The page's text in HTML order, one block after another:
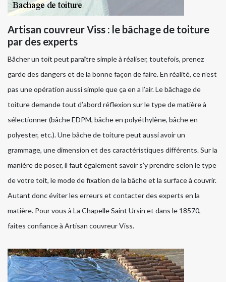
Artisan couvreur Viss : le bâchage de toiture
par des experts
Bâcher un toit peut paraître simple à réaliser, toutefois, prenez
garde des dangers et de la bonne façon de faire. En réalité, ce n’est
pas une opération aussi simple que ça en a l’air. Le bâchage de
toiture demande tout d’abord réflexion sur le type de matière à
sélectionner (bâche EDPM, bâche en polyéthylène, bâche en
polyester, etc.). Une bâche de toiture peut aussi avoir un
grammage, une dimension et des caractéristiques différents. Sur la
manière de poser, il faut également savoir s’y prendre selon le type
de votre toit, le mode de fixation de la bâche et la surface à couvrir.
Autant donc éviter les erreurs et contacter des experts en la
matière. Pour vous à La Chapelle Saint Ursin et dans le 18570,
faites confiance à Artisan couvreur Viss.